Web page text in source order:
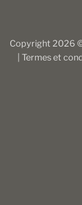
Copyright 2026
Termes et